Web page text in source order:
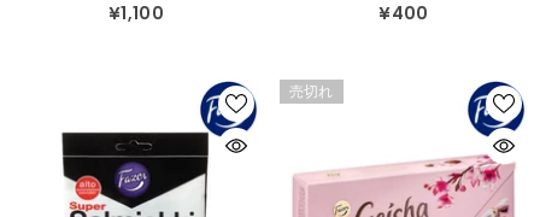
¥1,100 ¥400
売切れ